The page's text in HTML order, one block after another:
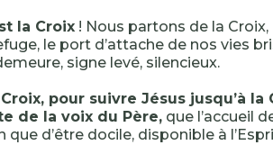
la Croix ! Nous partons de la
le port d’attache de nos vies
signe levé, silencieux.
pour suivre Jésus jusqu’à la
de la voix du Père, que l’accueil
que d’être docile, disponible à